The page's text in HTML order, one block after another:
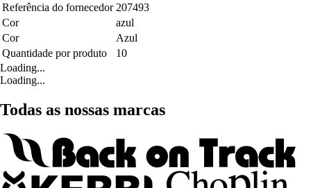
Referência do fornecedor 207493
Cor
azul
Cor
Azul
Quantidade por produto
10
Loading...
Loading...
Todas as nossas marcas